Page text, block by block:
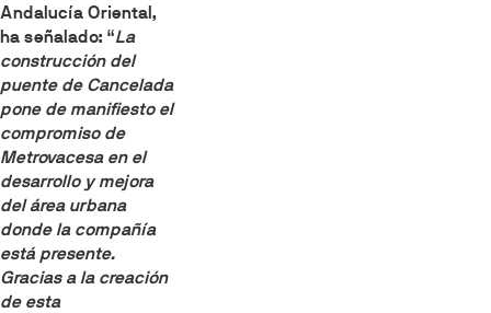
Andalucía Oriental,
ha señalado: “La
construcción del
puente de Cancelada
pone de manifiesto el
compromiso de
Metrovacesa en el
desarrollo y mejora
del área urbana
donde la compañía
está presente.
Gracias a la creación
de esta